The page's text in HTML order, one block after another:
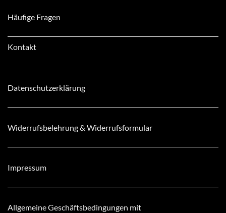
Häufige Fragen
Kontakt
Datenschutzerklärung
Widerrufsbelehrung & Widerrufsformular
Impressum
Allgemeine Geschäftsbedingungen mit